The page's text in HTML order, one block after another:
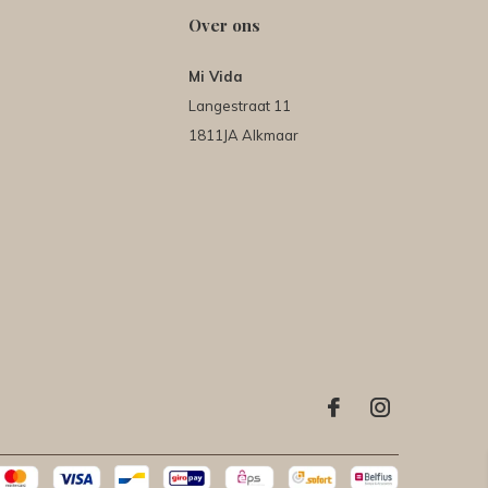
Over ons
Mi Vida
Langestraat 11
1811JA Alkmaar